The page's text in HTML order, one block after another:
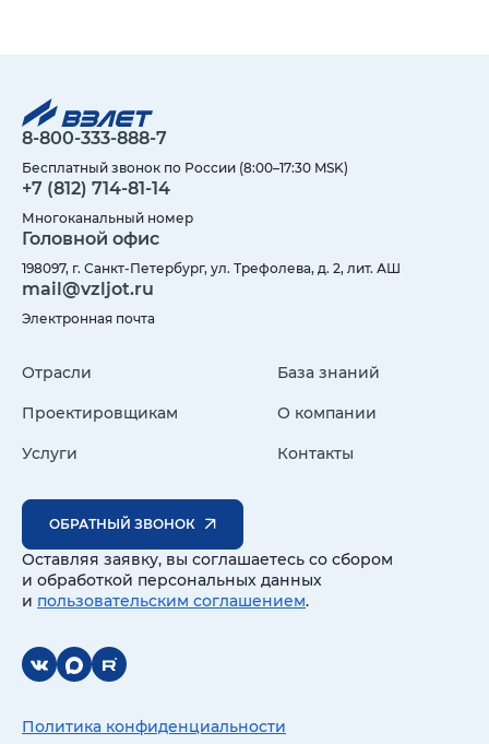
8-800-333-888-7
Бесплатный звонок по России (8:00–17:30 MSK)
+7 (812) 714-81-14
Многоканальный номер
Головной офис
198097, г. Санкт-Петербург, ул. Трефолева, д. 2, лит. АШ
mail@vzljot.ru
Электронная почта
Отрасли
Проектировщикам
Услуги
База знаний
О компании
Контакты
ОБРАТНЫЙ ЗВОНОК
Оставляя заявку, вы соглашаетесь со сбором
и обработкой персональных данных
и пользовательским соглашением.
Политика конфиденциальности